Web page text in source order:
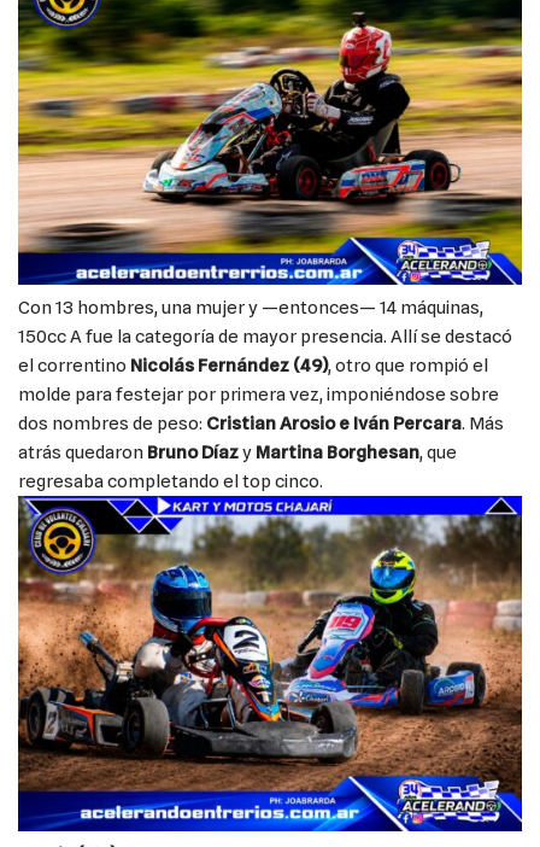
Con 13 hombres, una mujer y —entonces— 14 máquinas,
150cc A fue la categoría de mayor presencia. Allí se destacó
el correntino Nicolás Fernández (49), otro que rompió el
molde para festejar por primera vez, imponiéndose sobre
dos nombres de peso: Cristian Arosio e Iván Percara. Más
atrás quedaron Bruno Díazy Martina Borghesan, que
regresaba completando el top cinco.